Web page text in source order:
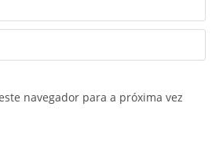
navegador para a próxima vez